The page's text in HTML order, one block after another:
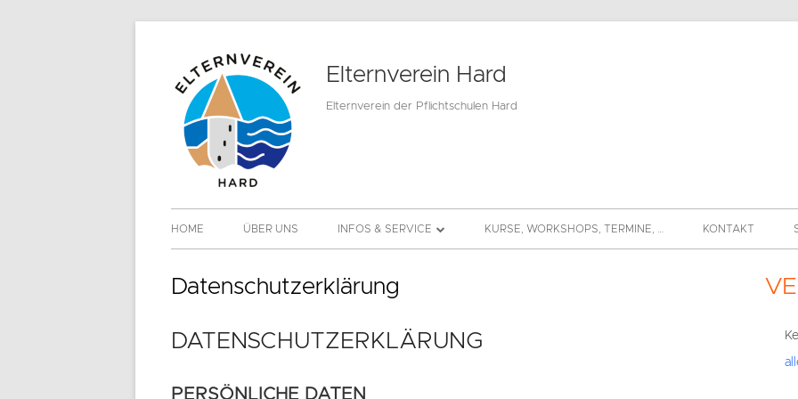
Elternverein Hard
Elternverein der Pflichtschulen Hard
Primäres
HOME ÜBER UNS INFOS & SERVICE KURSE, WORKSHOPS, TERMINE, … KONTAKT
Datenschutzerklärung
DATENSCHUTZERKLÄRUNG
PERSÖNLICHE DATEN